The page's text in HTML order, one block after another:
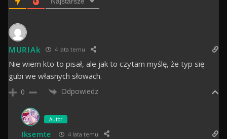
MURIAk 4 lata temu
Nie wiem kto to pisał, ale jak to czytam myślę, że typ się
gubi we własnych słowach.
0 Odpowiedz
Autor
Iksemte 4 lata temu